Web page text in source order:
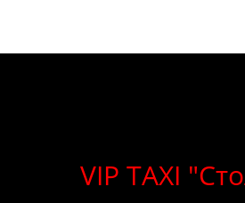
VIP TAXI